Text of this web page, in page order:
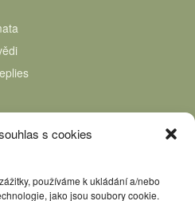
s cookies
používáme k ukládání a/nebo
jako jsou soubory cookie.